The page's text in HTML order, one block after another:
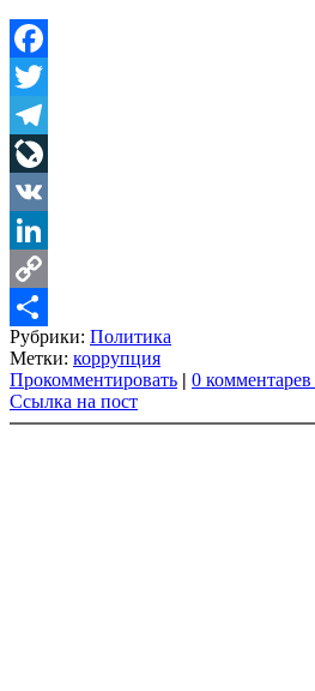
Facebook
Twitter
Telegram
LiveJournal
VK
LinkedIn
Copy
Link
Share
Рубрики: Политика
Метки: коррупция
Прокомментировать | 0 комментарев
Ссылка на пост